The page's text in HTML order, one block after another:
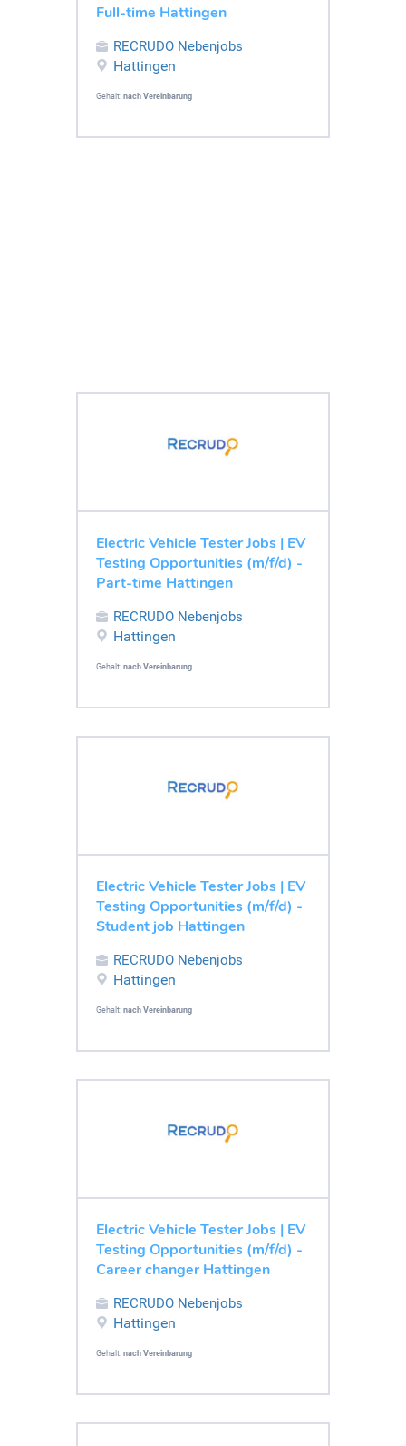
Full-time Hattingen
RECRUDO Nebenjobs
Hattingen
Gehalt: nach Vereinbarung
Electric Vehicle Tester Jobs | EV
Testing Opportunities (m/f/d) -
Part-time Hattingen
RECRUDO Nebenjobs
Hattingen
Gehalt: nach Vereinbarung
Electric Vehicle Tester Jobs | EV
Testing Opportunities (m/f/d) -
Student job Hattingen
RECRUDO Nebenjobs
Hattingen
Gehalt: nach Vereinbarung
Electric Vehicle Tester Jobs | EV
Testing Opportunities (m/f/d) -
Career changer Hattingen
RECRUDO Nebenjobs
Hattingen
Gehalt: nach Vereinbarung